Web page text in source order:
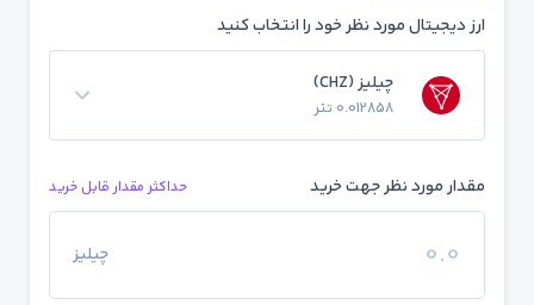
ارز دیجیتال مورد نظر خود را انتخاب کنید
چیلیز (CHZ)
0.012858 تتر
مقدار مورد نظر جهت خرید حداکثر مقدار قابل خرید
چیلیز